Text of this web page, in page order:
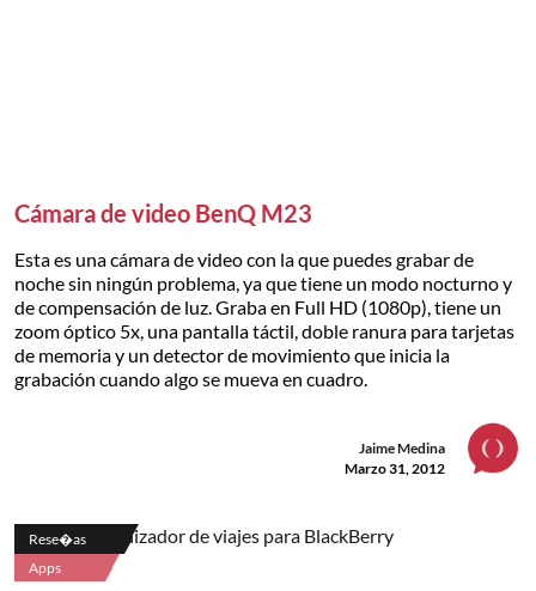
Cámara de video BenQ M23
Esta es una cámara de video con la que puedes grabar de
noche sin ningún problema, ya que tiene un modo nocturno y
de compensación de luz. Graba en Full HD (1080p), tiene un
zoom óptico 5x, una pantalla táctil, doble ranura para tarjetas
de memoria y un detector de movimiento que inicia la
grabación cuando algo se mueva en cuadro.
Jaime Medina
Marzo 31, 2012
Rese�as
Apps